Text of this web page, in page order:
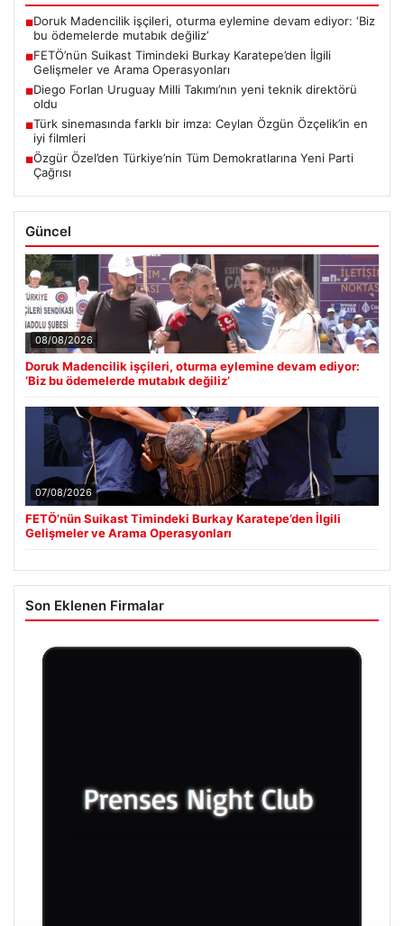
■Doruk Madencilik işçileri, oturma eylemine devam ediyor: ‘Biz
bu ödemelerde mutabık değiliz’
■FETÖ’nün Suikast Timindeki Burkay Karatepe’den İlgili
Gelişmeler ve Arama Operasyonları
■Diego Forlan Uruguay Milli Takımı’nın yeni teknik direktörü
oldu
■Türk sinemasında farklı bir imza: Ceylan Özgün Özçelik’in en
iyi filmleri
■Özgür Özel’den Türkiye’nin Tüm Demokratlarına Yeni Parti
Çağrısı
Güncel
08/08/2026
Doruk Madencilik işçileri, oturma eylemine devam ediyor:
‘Biz bu ödemelerde mutabık değiliz’
07/08/2026
FETÖ’nün Suikast Timindeki Burkay Karatepe’den İlgili
Gelişmeler ve Arama Operasyonları
Son Eklenen Firmalar